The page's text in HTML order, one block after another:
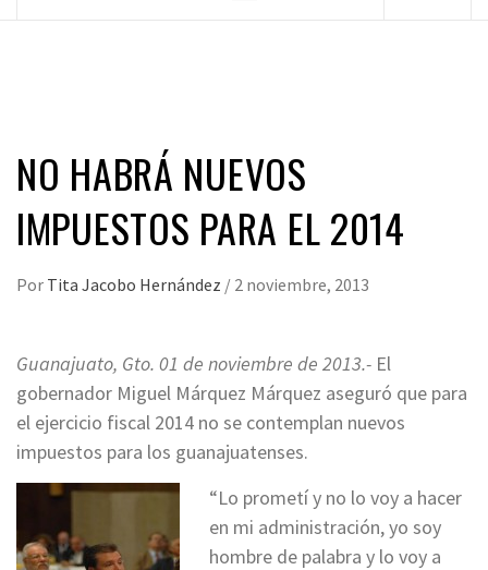
NO HABRÁ NUEVOS
IMPUESTOS PARA EL 2014
Por Tita Jacobo Hernández / 2 noviembre, 2013
Guanajuato, Gto. 01 de noviembre de 2013.- El
gobernador Miguel Márquez Márquez aseguró que para
el ejercicio fiscal 2014 no se contemplan nuevos
impuestos para los guanajuatenses.
“Lo prometí y no lo voy a hacer
en mi administración, yo soy
hombre de palabra y lo voy a